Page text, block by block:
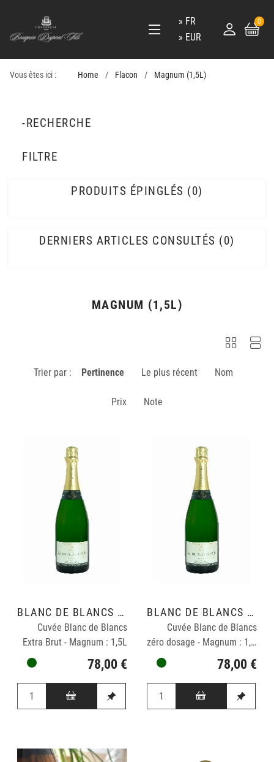
FR
EUR
0
Vous êtes ici : Home Flacon Magnum (1,5L)
-RECHERCHE
FILTRE
PRODUITS ÉPINGLÉS 0
DERNIERS ARTICLES CONSULTÉS 0
MAGNUM (1,5L)
Trier par : Pertinence Le plus récent Nom
Prix Note
BLANC DE BLANCS GRAND CRU
Cuvée Blanc de Blancs
Extra Brut - Magnum : 1,5L
78,00 €
BLANC DE BLANCS GRAND CRU
Cuvée Blanc de Blancs
zéro dosage - Magnum : 1,5L
78,00 €